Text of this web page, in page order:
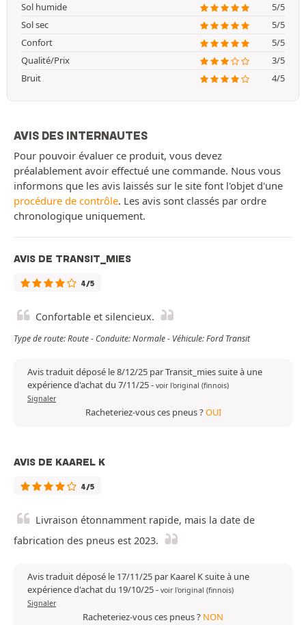
Sol humide
5/5
Sol sec
5/5
Confort
5/5
Qualité/Prix
3/5
Bruit
4/5
AVIS DES INTERNAUTES
Pour pouvoir évaluer ce produit, vous devez
préalablement avoir effectué une commande. Nous vous
informons que les avis laissés sur le site font l'objet d'une
procédure de contrôle. Les avis sont classés par ordre
chronologique uniquement.
AVIS DE TRANSIT_MIES
4/5
Confortable et silencieux.
Type de route: Route - Conduite: Normale - Véhicule: Ford Transit
Avis traduit déposé le 8/12/25 par Transit_mies suite à une
expérience d'achat du 7/11/25- voir l'original (finnois)
Signaler
Racheteriez-vous ces pneus ?OUI
AVIS DE KAAREL K
4/5
Livraison étonnamment rapide, mais la date de
fabrication des pneus est 2023.
Avis traduit déposé le 17/11/25 par Kaarel K suite à une
expérience d'achat du 19/10/25- voir l'original (finnois)
Signaler
Racheteriez-vous ces pneus ? NON